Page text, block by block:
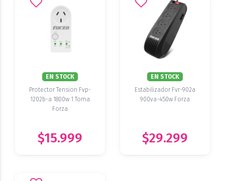
EN STOCK
Protector Tension Fvp-
1202b-a 1800w 1 Toma
Forza
$15.999
EN STOCK
Estabilizador Fvr-902a
900va-450w Forza
$29.299